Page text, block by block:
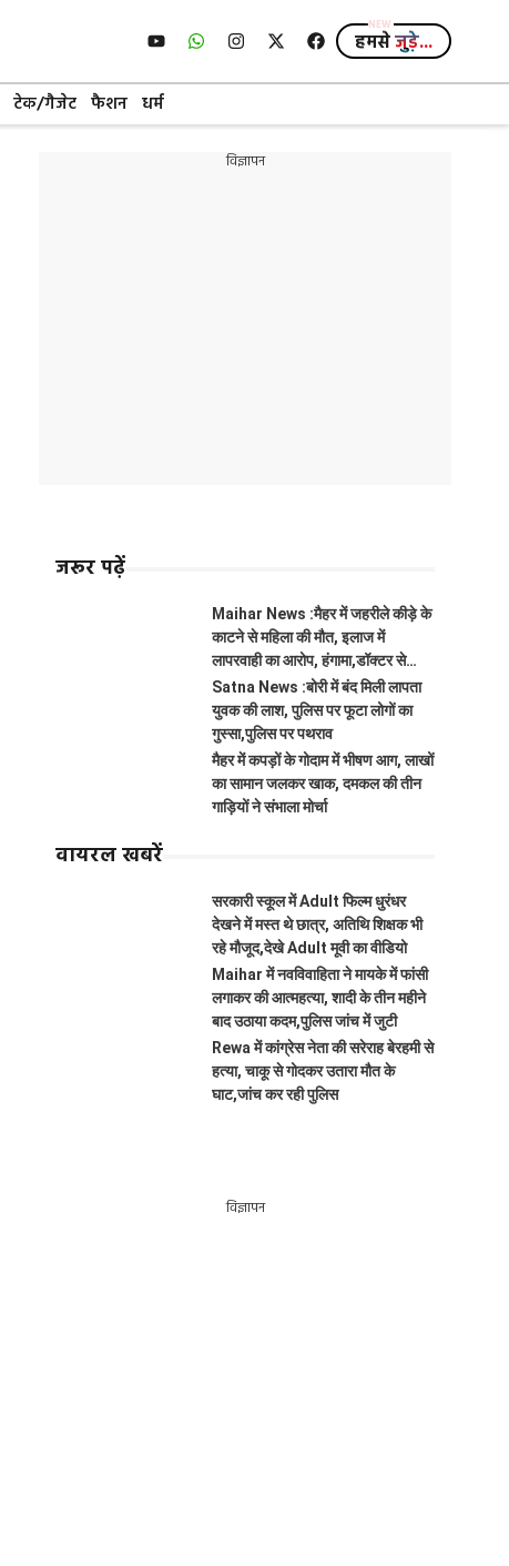
हमसेजुड़े...
टेक/गैजेट फैशन धर्म
विज्ञापन
जरूर पढ़ें
Maihar News :मैहर में जहरीले कीड़े के
काटने से महिला की मौत, इलाज में
लापरवाही का आरोप, हंगामा,डॉक्टर से
झूमाझटकी
Satna News :बोरी में बंद मिली लापता
युवक की लाश, पुलिस पर फूटा लोगों का
गुस्सा,पुलिस पर पथराव
मैहर में कपड़ों के गोदाम में भीषण आग, लाखों
का सामान जलकर खाक, दमकल की तीन
गाड़ियों ने संभाला मोर्चा
वायरल खबरें
सरकारी स्कूल में Adult फिल्म धुरंधर
देखने में मस्त थे छात्र, अतिथि शिक्षक भी
रहे मौजूद,देखे Adult मूवी का वीडियो
Maihar में नवविवाहिता ने मायके में फांसी
लगाकर की आत्महत्या, शादी के तीन महीने
बाद उठाया कदम,पुलिस जांच में जुटी
Rewa में कांग्रेस नेता की सरेराह बेरहमी से
हत्या, चाकू से गोदकर उतारा मौत के
घाट,जांच कर रही पुलिस
विज्ञापन